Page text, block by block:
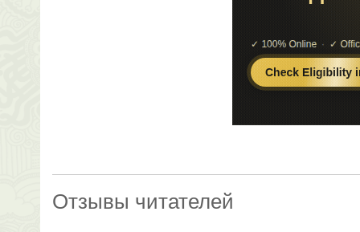
Отзывы читателей